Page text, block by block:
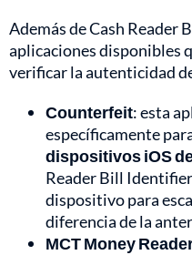
Además de Cash Reader
aplicaciones disponibles
verificar la autenticidad
Counterfeit: esta
específicamente
dispositivos iOS
Reader Bill
dispositivo para
diferencia de la
MCT Money